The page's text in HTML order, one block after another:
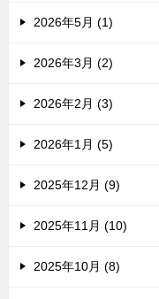
2026年5月 (1)
2026年3月 (2)
2026年2月 (3)
2026年1月 (5)
2025年12月 (9)
2025年11月 (10)
2025年10月 (8)